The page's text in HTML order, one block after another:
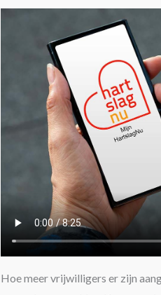
Hoe meer vrijwilligers er zijn